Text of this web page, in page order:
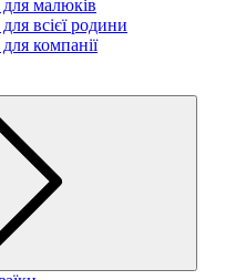
для малюків
всієї родини
компанії